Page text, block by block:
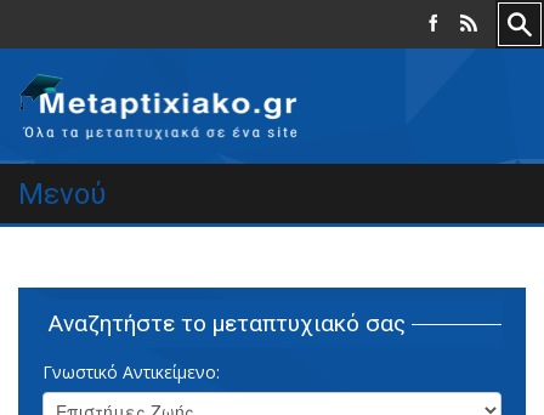
Μενού
Αναζητήστε το μεταπτυχιακό σας
Γνωστικό Αντικείμενο: